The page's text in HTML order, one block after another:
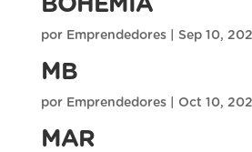
por Emprendedores| Sep 10,
MB
por Emprendedores| Oct 10,
MAR